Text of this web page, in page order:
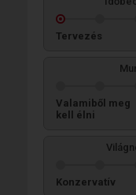
Tervezés
Valamiből meg
kell élni
Konzervatív